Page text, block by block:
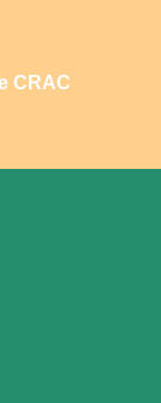
CRAC